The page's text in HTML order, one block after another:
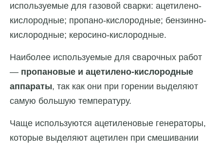
используемые для газовой сварки: ацетилено-
кислородные; пропано-кислородные; бензинно-
кислородные; керосино-кислородные.
Наиболее используемые для сварочных работ
— пропановые и ацетилено-кислородные
аппараты, так как они при горении выделяют
самую большую температуру.
Чаще используются ацетиленовые генераторы,
которые выделяют ацетилен при смешивании